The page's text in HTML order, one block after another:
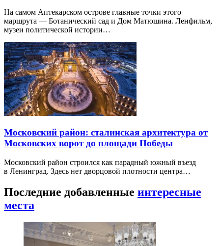
На самом Аптекарском острове главные точки этого
маршрута — Ботанический сад и Дом Матюшина. Ленфильм,
музеи политической истории…
Московский район: сталинская архитектура от
Московских ворот до площади Победы
Московский район строился как парадный южный въезд
в Ленинград. Здесь нет дворцовой плотности центра…
Последние добавленные интересные
места